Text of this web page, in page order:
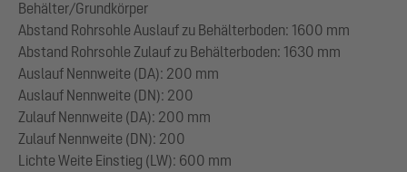
Behälter/Grundkörper
Abstand Rohrsohle Auslauf zu Behälterboden: 1600 mm
Abstand Rohrsohle Zulauf zu Behälterboden: 1630 mm
Auslauf Nennweite (DA): 200 mm
Auslauf Nennweite (DN): 200
Zulauf Nennweite (DA): 200 mm
Zulauf Nennweite (DN): 200
Lichte Weite Einstieg (LW): 600 mm